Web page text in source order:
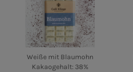
Weiße mit Blaumohn
Kakaogehalt: 38%